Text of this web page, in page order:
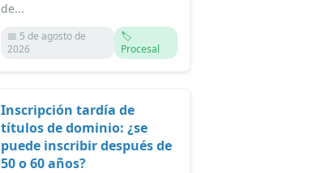
de...
📅 5 de agosto de
2026
🏷️
Procesal
Inscripción tardía de
títulos de dominio: ¿se
puede inscribir después de
50 o 60 años?